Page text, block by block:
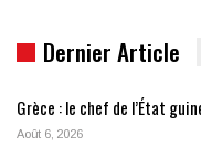
Dernier Article
Grèce : le chef de l’État
Août 6, 2026